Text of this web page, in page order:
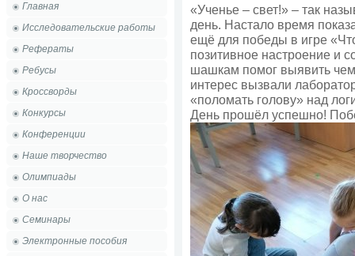
Главная
Исследовательские работы
Рефераты
Ребусы
Кроссворды
Конкурсы
Конференции
Наше творчество
Олимпиады
О нас
Семинары
Электронные пособия
«Ученье – свет!» – так
день. Настало время
ещё для победы в игре
позитивное настроение и
шашкам помог выявить
интерес вызвали
«поломать голову» над
День прошёл успешно!